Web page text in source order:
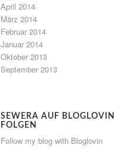
April 2014
März 2014
Februar 2014
Januar 2014
Oktober 2013
September 2013
SEWERA AUF BLOGLOVIN
FOLGEN
Follow my blog with Bloglovin